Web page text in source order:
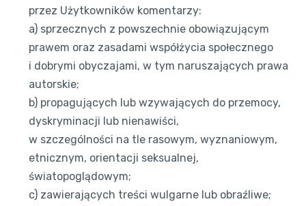
przez Użytkowników komentarzy:
a) sprzecznych z powszechnie obowiązującym
prawem oraz zasadami współżycia społecznego
i dobrymi obyczajami, w tym naruszających prawa
autorskie;
b) propagujących lub wzywających do przemocy,
dyskryminacji lub nienawiści,
w szczególności na tle rasowym, wyznaniowym,
etnicznym, orientacji seksualnej,
światopoglądowym;
c) zawierających treści wulgarne lub obraźliwe;